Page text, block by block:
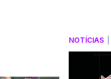
NOTÍCIAS